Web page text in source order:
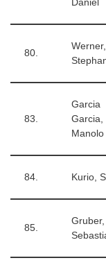
Daniel
80.
Werner,
83.
Garcia
Garcia,
Manolo
84. Kurio,
85.
Gruber,